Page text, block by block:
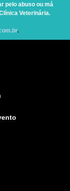
pelo abuso ou má
Veterinária.
.